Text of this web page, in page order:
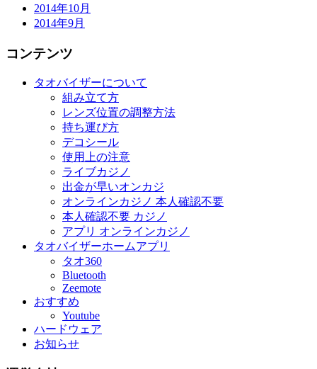
2014年10月
2014年9月
コンテンツ
タオバイザーについて
組み立て方
レンズ位置の調整方法
持ち運び方
デコシール
使用上の注意
ライブカジノ
出金が早いオンカジ
オンラインカジノ 本人確認不要
本人確認不要 カジノ
アプリ オンラインカジノ
タオバイザーホームアプリ
タオ360
Bluetooth
Zeemote
おすすめ
Youtube
ハードウェア
お知らせ